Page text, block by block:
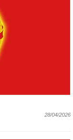
28/04/2026